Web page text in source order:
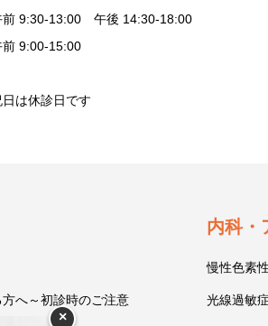
9:30-13:00 午後 14:30-18:00
15:00
は休診日です
へ～初診時のご注意
内科・
慢性色素
光線過敏症
×